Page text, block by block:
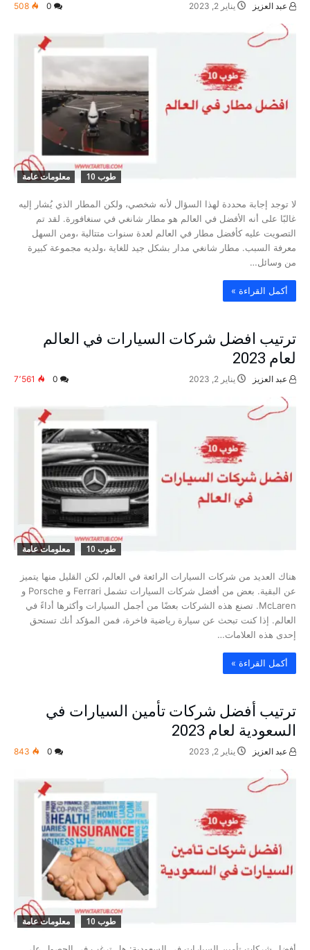
عبد العزيز يناير 2, 2023 508
طوب 10 معلومات عامة
لا توجد إجابة محددة لهذا السؤال لأنه شخصي، ولكن المطار الذي يُشار إليه
غالبًا على أنه الأفضل في العالم هو مطار شانغي في سنغافورة. لقد تم
التصويت عليه كأفضل مطار في العالم لعدة سنوات متتالية ،ومن السهل
معرفة السبب. مطار شانغي مدار بشكل جيد للغاية ،ولديه مجموعة كبيرة
من وسائل…
‫أكمل القراءة »‬
ترتيب افضل شركات السيارات في العالم
لعام 2023
عبد العزيز يناير 2, 2023 7٬561
طوب 10 معلومات عامة
هناك العديد من شركات السيارات الرائعة في العالم، لكن القليل منها يتميز
عن البقية. بعض من أفضل شركات السيارات تشمل Ferrari و Porsche و
McLaren. تصنع هذه الشركات بعضًا من أجمل السيارات وأكثرها أداءً في
العالم. إذا كنت تبحث عن سيارة رياضية فاخرة، فمن المؤكد أنك تستحق
إحدى هذه العلامات…
‫أكمل القراءة »‬
ترتيب أفضل شركات تأمين السيارات في
السعودية لعام 2023
عبد العزيز يناير 2, 2023 843
طوب 10 معلومات عامة